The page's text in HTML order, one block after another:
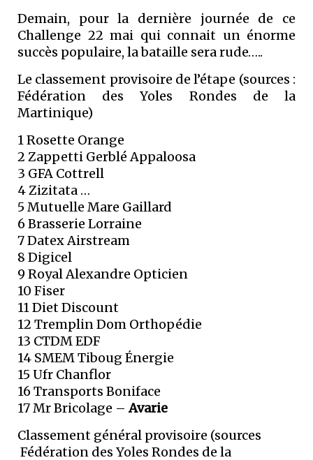
Demain, pour la dernière journée de ce
Challenge 22 mai qui connait un énorme
succès populaire, la bataille sera rude…..
Le classement provisoire de l’étape (sources :
Fédération des Yoles Rondes de la
Martinique)
1 Rosette Orange
2 Zappetti Gerblé Appaloosa
3 GFA Cottrell
4 Zizitata …
5 Mutuelle Mare Gaillard
6 Brasserie Lorraine
7 Datex Airstream
8 Digicel
9 Royal Alexandre Opticien
10 Fiser
11 Diet Discount
12 Tremplin Dom Orthopédie
13 CTDM EDF
14 SMEM Tiboug Énergie
15 Ufr Chanflor
16 Transports Boniface
17 Mr Bricolage –Avarie
Classement général provisoire (sources
Fédération des Yoles Rondes de la